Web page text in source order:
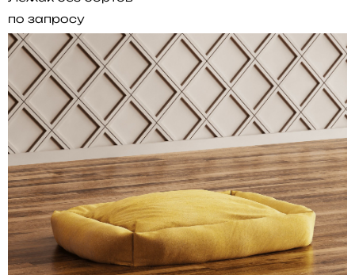
по запросу